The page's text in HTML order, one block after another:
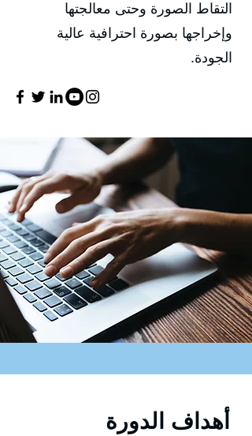
التقاط الصورة وحتى معالجتها
وإخراجها بصورة احترافية عالية
الجودة.